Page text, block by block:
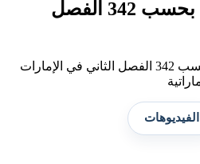
ملفات تربية أخلاقية بحسب 342 الفصل
عرض ملفات تربية أخلاقية بحسب 342 الفصل الثاني في الإمارات
الفيديوهات